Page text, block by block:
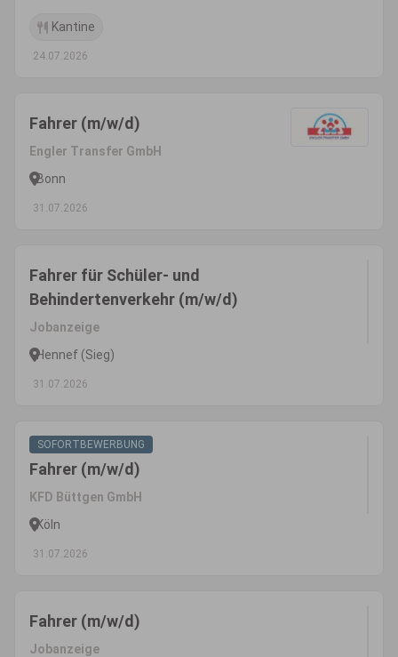
Kantine
24.07.2026
Fahrer (m/w/d)
Engler Transfer GmbH
Bonn
31.07.2026
Fahrer für Schüler- und
Behindertenverkehr (m/w/d)
Jobanzeige
Hennef (Sieg)
31.07.2026
SOFORTBEWERBUNG
Fahrer (m/w/d)
KFD Büttgen GmbH
Köln
31.07.2026
Fahrer (m/w/d)
Jobanzeige